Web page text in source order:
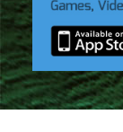
DVD - Sezoane 1-4
mobilă
te